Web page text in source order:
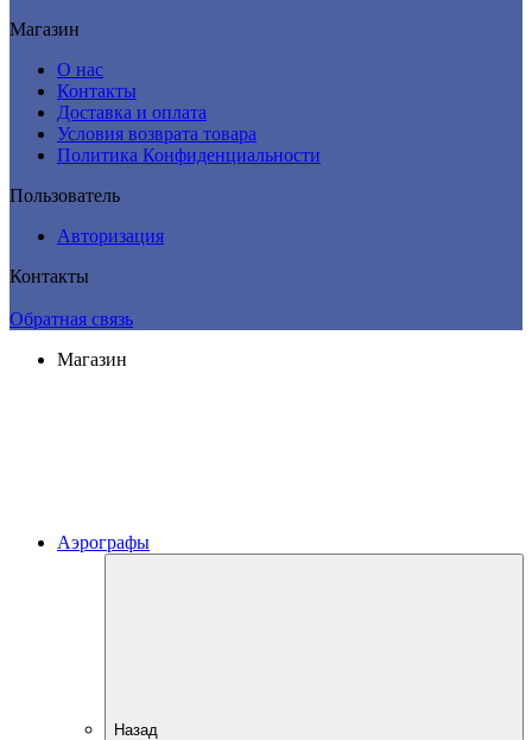
Магазин
О нас
Контакты
Доставка и оплата
Условия возврата товара
Политика Конфиденциальности
Пользователь
Авторизация
Контакты
Обратная связь
Магазин
Аэрографы
Назад